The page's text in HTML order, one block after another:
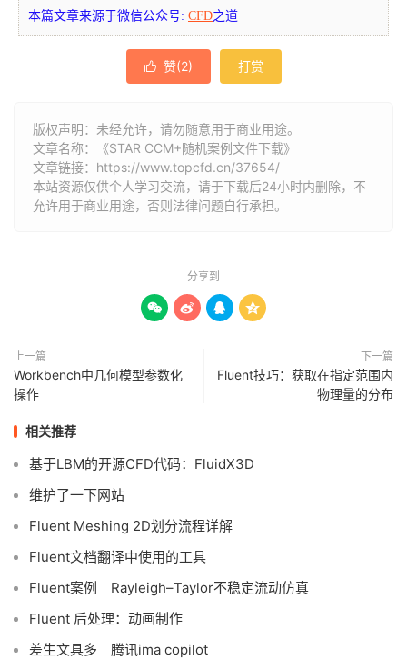
本篇文章来源于微信公众号: CFD之道
 赞(2) 打赏
版权声明：未经允许，请勿随意用于商业用途。
文章名称：《STAR CCM+随机案例文件下载》
文章链接： https://www.topcfd.cn/37654/
本站资源仅供个人学习交流，请于下载后24小时内删除，不
允许用于商业用途，否则法律问题自行承担。
分享到
   
上一篇
Workbench中几何模型参数化
操作
下一篇
Fluent技巧：获取在指定范围内
物理量的分布
相关推荐
基于LBM的开源CFD代码：FluidX3D
维护了一下网站
Fluent Meshing 2D划分流程详解
Fluent文档翻译中使用的工具
Fluent案例｜Rayleigh–Taylor不稳定流动仿真
Fluent 后处理：动画制作
差生文具多｜腾讯ima copilot